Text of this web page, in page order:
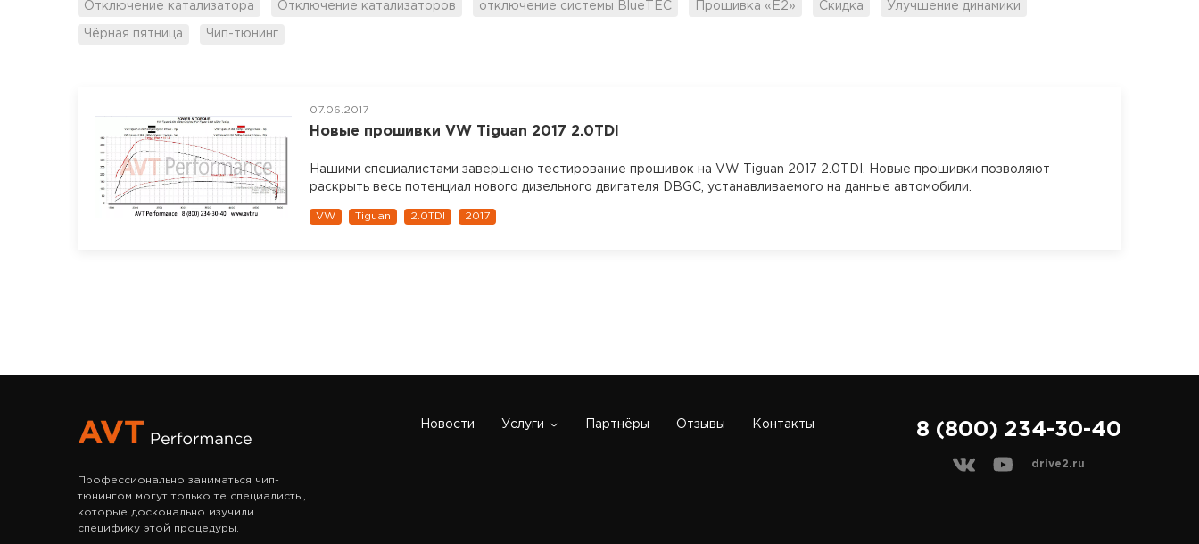
Отключение катализатора Отключение катализаторов отключение системы BlueTEC Прошивка «Е2» Скидка Улучшение динамики
Чёрная пятница Чип-тюнинг
07.06.2017
Новые прошивки VW Tiguan 2017 2.0TDI
Нашими специалистами завершено тестирование прошивок на VW Tiguan 2017 2.0TDI. Новые прошивки позволяют
раскрыть весь потенциал нового дизельного двигателя DBGC, устанавливаемого на данные автомобили.
VW Tiguan 2.0TDI 2017
Профессионально заниматься чип-
тюнингом могут только те специалисты,
которые досконально изучили
специфику этой процедуры.
Новости Услуги Партнёры Отзывы Контакты 8 (800) 234-30-40
drive2.ru